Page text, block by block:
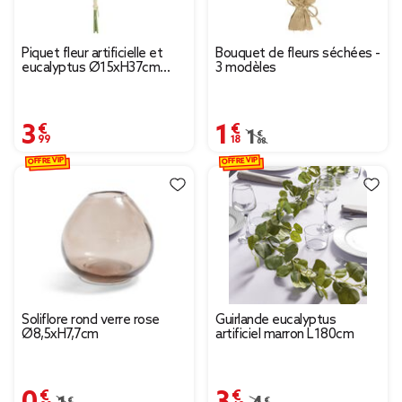
Piquet fleur artificielle et
eucalyptus Ø15xH37cm
3,99 €
Bouquet de fleurs séchées -
3 modèles
1,18 €
Prix remisé de 1,68 € à
1,68 €
Soliflore rond verre rose
Ø8,5xH7,7cm
0,90 €
OFFRE VIP
Guirlande eucalyptus
artificiel marron L180cm
3,49 €
OFFRE VIP